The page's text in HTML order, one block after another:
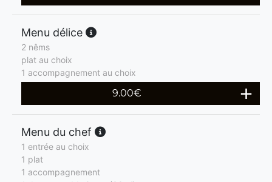
Menu délice
2 nêms
plat au choix
1 accompagnement au choix
9.00€
Menu du chef
1 entrée au choix
1 plat
1 accompagnement